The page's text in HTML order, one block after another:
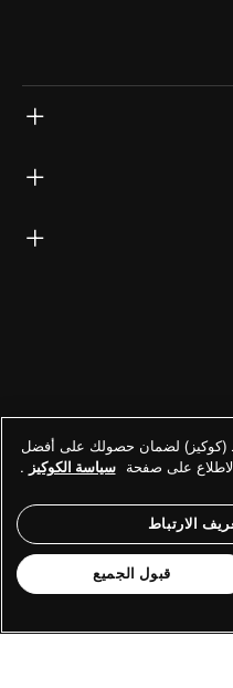
(كوكيز) لضمان حصولك على أفضل
على صفحة سياسة الكوكيز .
الارتباط
قبول الجميع